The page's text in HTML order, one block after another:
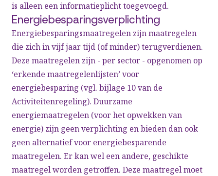
is alleen een informatieplicht toegevoegd.
Energiebesparingsverplichting
Energiebesparingsmaatregelen zijn maatregelen
die zich in vijf jaar tijd (of minder) terugverdienen.
Deze maatregelen zijn - per sector - opgenomen op
‘erkende maatregelenlijsten’ voor
energiebesparing (vgl. bijlage 10 van de
Activiteitenregeling). Duurzame
energiemaatregelen (voor het opwekken van
energie) zijn geen verplichting en bieden dan ook
geen alternatief voor energiebesparende
maatregelen. Er kan wel een andere, geschikte
maatregel worden getroffen. Deze maatregel moet